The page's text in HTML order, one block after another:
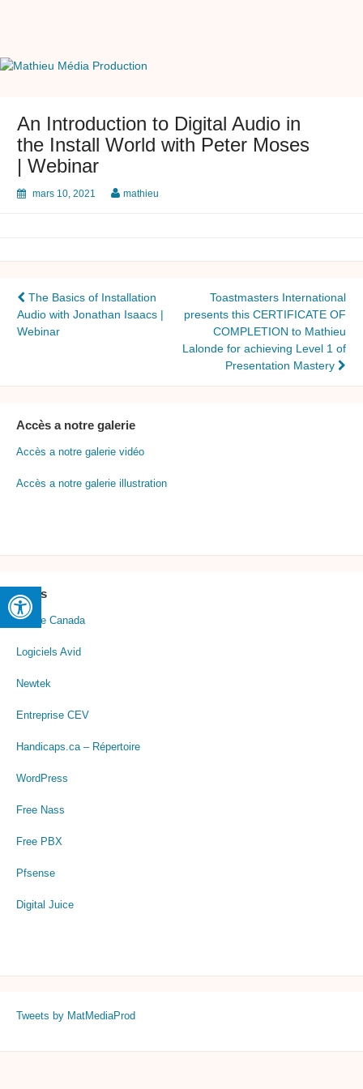
Mathieu Média Production
Transferts et Montage Vidéo
An Introduction to Digital Audio in
the Install World with Peter Moses
| Webinar
mars 10, 2021 mathieu
Navigation
de
The Basics of Installation
Audio with Jonathan Isaacs |
Webinar
Toastmasters International
presents this CERTIFICATE OF
COMPLETION to Mathieu
Lalonde for achieving Level 1 of
Presentation Mastery
Accès a notre galerie
Accès a notre galerie vidéo
Accès a notre galerie illustration
Liens
Adobe Canada
Logiciels Avid
Newtek
Entreprise CEV
Handicaps.ca – Répertoire
WordPress
Free Nass
Free PBX
Pfsense
Digital Juice
Tweets by MatMediaProd